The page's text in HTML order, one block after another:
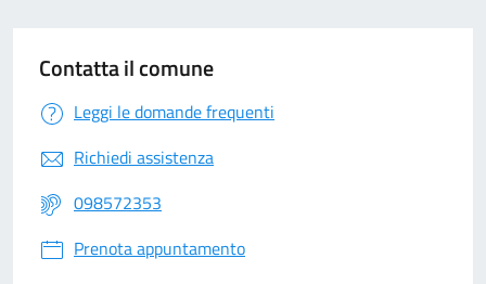
Contatta il comune
Leggi le domande frequenti
Richiedi assistenza
098572353
Prenota appuntamento